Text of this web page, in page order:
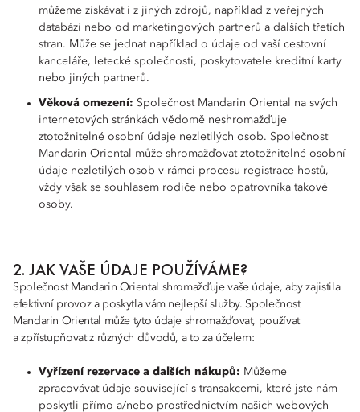
můžeme získávat i z jiných zdrojů, například z veřejných
databází nebo od marketingových partnerů a dalších třetích
stran. Může se jednat například o údaje od vaší cestovní
kanceláře, letecké společnosti, poskytovatele kreditní karty
nebo jiných partnerů.
Věková omezení: Společnost Mandarin Oriental na svých
internetových stránkách vědomě neshromažďuje
ztotožnitelné osobní údaje nezletilých osob. Společnost
Mandarin Oriental může shromažďovat ztotožnitelné osobní
údaje nezletilých osob v rámci procesu registrace hostů,
vždy však se souhlasem rodiče nebo opatrovníka takové
osoby.
2. JAK VAŠE ÚDAJE POUŽÍVÁME?
Společnost Mandarin Oriental shromažďuje vaše údaje, aby zajistila
efektivní provoz a poskytla vám nejlepší služby. Společnost
Mandarin Oriental může tyto údaje shromažďovat, používat
a zpřístupňovat z různých důvodů, a to za účelem:
Vyřízení rezervace a dalších nákupů: Můžeme
zpracovávat údaje související s transakcemi, které jste nám
poskytli přímo a/nebo prostřednictvím našich webových